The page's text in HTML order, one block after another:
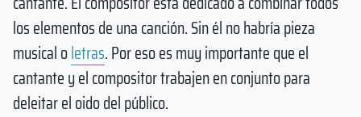
los elementos de una canción. Sin él no habría pieza
musical oletras. Por eso es muy importante que el
cantante y el compositor trabajen en conjunto para
deleitar el oido del público.